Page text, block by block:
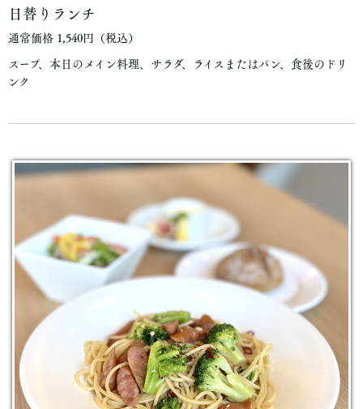
日替りランチ
通常価格 1,540円（税込）
スープ、本日のメイン料理、サラダ、ライスまたはパン、食後のドリ
ンク